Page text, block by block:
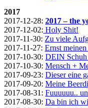
2017
2017-12-28: 2017 – the
2017-12-02: Holy Shit!
2017-11-30: Zu viele
2017-11-27: Ernst
2017-10-30: DEIN
2017-10-30: Mensch +
2017-09-23: Dieser eine
2017-09-20: Meine
2017-08-31: Fuuuuuu..
2017-08-30: Da bin ich